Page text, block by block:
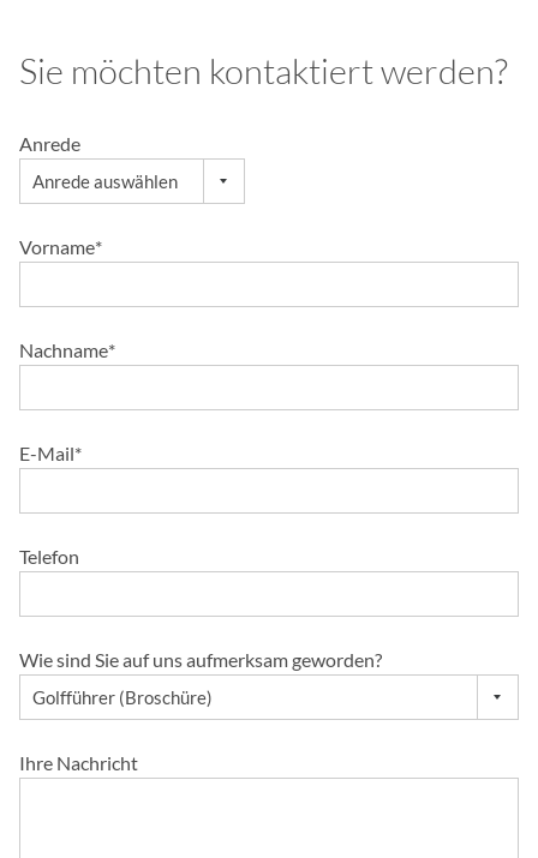
Sie möchten kontaktiert werden?
Anrede
Vorname*
Nachname*
E-Mail*
Telefon
Wie sind Sie auf uns aufmerksam geworden?
Ihre Nachricht